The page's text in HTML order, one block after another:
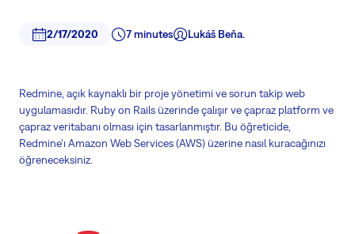
2/17/2020 7 minutes Lukáš Beňa.
Redmine, açık kaynaklı bir proje yönetimi ve sorun takip web
uygulamasıdır. Ruby on Rails üzerinde çalışır ve çapraz platform ve
çapraz veritabanı olması için tasarlanmıştır. Bu öğreticide,
Redmine'ı Amazon Web Services (AWS) üzerine nasıl kuracağınızı
öğreneceksiniz.